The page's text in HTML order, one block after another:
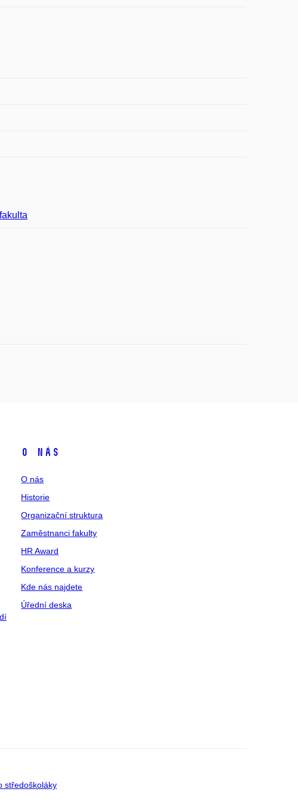
O nás
O nás
Historie
Organizační struktura
Zaměstnanci fakulty
HR Award
Konference a kurzy
Kde nás najdete
Úřední deska
středoškoláky